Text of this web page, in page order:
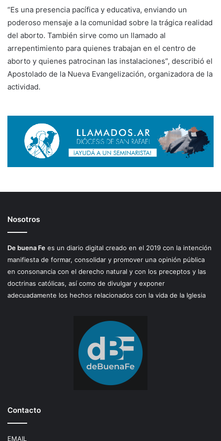
“Es una presencia pacífica y educativa, enviando un
poderoso mensaje a la comunidad sobre la trágica realidad
del aborto. También sirve como un llamado al
arrepentimiento para quienes trabajan en el centro de
aborto y quienes patrocinan las instalaciones”, describió el
Apostolado de la Nueva Evangelización, organizadora de la
actividad.
Nosotros
De buena Fe es un diario digital creado en el 2019 con la intención
manifiesta de formar, consolidar y promover una opinión pública
en consonancia con el derecho natural y con los preceptos y las
doctrinas católicas, así como de divulgar y exponer
adecuadamente los hechos relacionados con la vida de la Iglesia
Contacto
EMAIL